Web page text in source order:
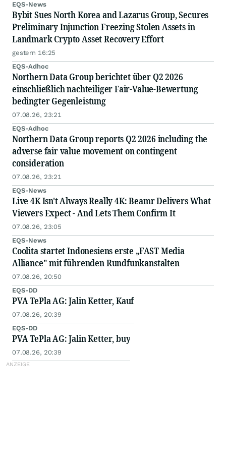
EQS-News
Bybit Sues North Korea and Lazarus Group, Secures
Preliminary Injunction Freezing Stolen Assets in
Landmark Crypto Asset Recovery Effort
gestern 16:25
EQS-Adhoc
Northern Data Group berichtet über Q2 2026
einschließlich nachteiliger Fair-Value-Bewertung
bedingter Gegenleistung
07.08.26, 23:21
EQS-Adhoc
Northern Data Group reports Q2 2026 including the
adverse fair value movement on contingent
consideration
07.08.26, 23:21
EQS-News
Live 4K Isn't Always Really 4K: Beamr Delivers What
Viewers Expect - And Lets Them Confirm It
07.08.26, 23:05
EQS-News
Coolita startet Indonesiens erste „FAST Media
Alliance" mit führenden Rundfunkanstalten
07.08.26, 20:50
EQS-DD
PVA TePla AG: Jalin Ketter, Kauf
07.08.26, 20:39
EQS-DD
PVA TePla AG: Jalin Ketter, buy
07.08.26, 20:39